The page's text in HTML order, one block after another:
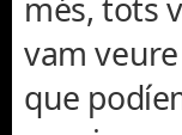
més, tots
vam
que